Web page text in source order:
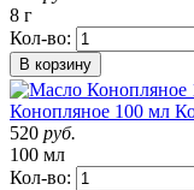
8 г
Кол-во:
В корзину
Конопляное 100 мл
520 руб.
100 мл
Кол-во: